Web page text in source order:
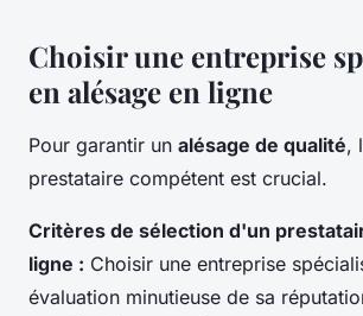
Choisir une entreprise
en alésage en ligne
Pour garantir un alésage de qualité,
prestataire compétent est crucial.
Critères de sélection d'un
ligne : Choisir une entreprise
évaluation minutieuse de sa